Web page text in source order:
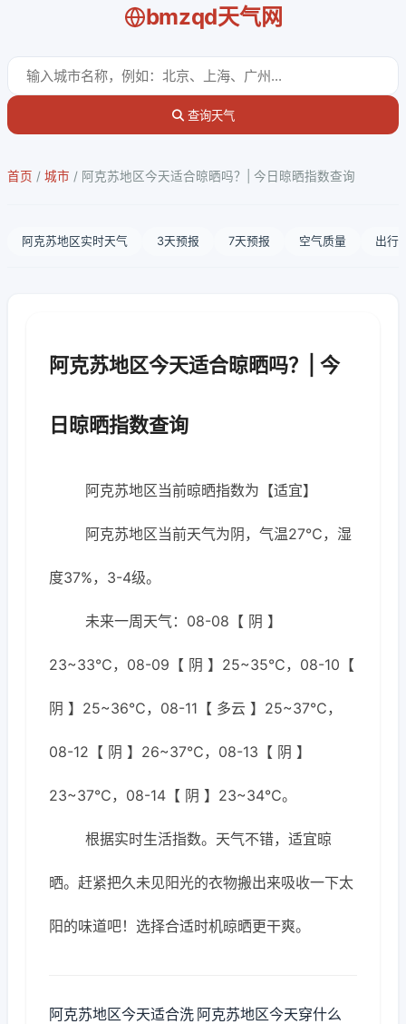
bmzqd天气网
查询天气
首页 / 城市 / 阿克苏地区今天适合晾晒吗？| 今日晾晒指数查询
阿克苏地区实时天气 3天预报 7天预报 空气质量 出行
阿克苏地区今天适合晾晒吗？| 今
日晾晒指数查询
阿克苏地区当前晾晒指数为【适宜】
阿克苏地区当前天气为阴，气温27℃，湿
度37%，3-4级。
未来一周天气：08-08【 阴 】
23~33℃，08-09【 阴 】25~35℃，08-10【
阴 】25~36℃，08-11【 多云 】25~37℃，
08-12【 阴 】26~37℃，08-13【 阴 】
23~37℃，08-14【 阴 】23~34℃。
根据实时生活指数。天气不错，适宜晾
晒。赶紧把久未见阳光的衣物搬出来吸收一下太
阳的味道吧！选择合适时机晾晒更干爽。
阿克苏地区今天适合洗 阿克苏地区今天穿什么